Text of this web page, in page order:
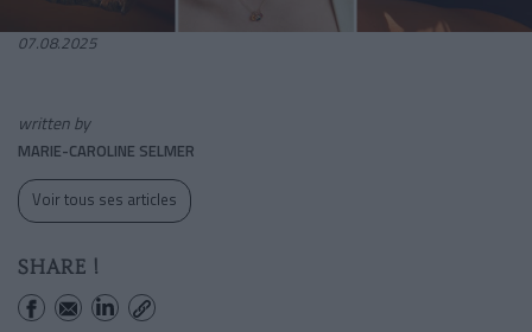
07.08.2025
written by
MARIE-CAROLINE SELMER
Voir tous ses articles
SHARE !